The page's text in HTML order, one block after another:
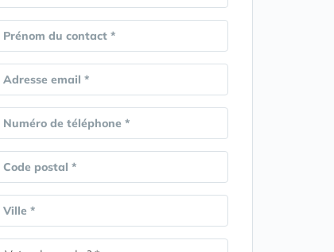
Prénom du contact *
Adresse email *
Numéro de téléphone *
Code postal *
Ville *